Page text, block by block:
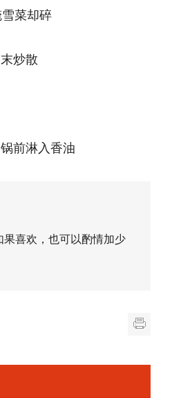
菜却碎
炒散
前淋入香油
喜欢，也可以酌情加少